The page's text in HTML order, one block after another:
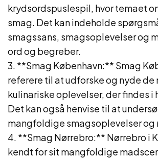
krydsordspuslespil, hvor temaet
smag. Det kan indeholde
smagssans, smagsoplevelser og
ord og begreber.
3. **Smag København:** Smag
referere til at udforske og nyde de
kulinariske oplevelser, der findes i
Det kan også henvise til at
mangfoldige smagsoplevelser og
4. **Smag Nørrebro:** Nørrebro i
kendt for sit mangfoldige